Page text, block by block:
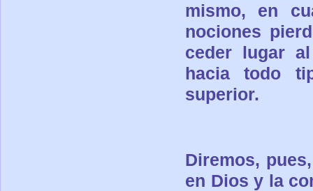
mismo, en
nociones
ceder lugar
hacia todo
superior.
Diremos,
en Dios y la